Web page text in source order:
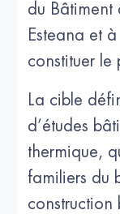
du Bâtiment
Esteana et
constituer le
La cible
d’études
thermique,
familiers du
construction